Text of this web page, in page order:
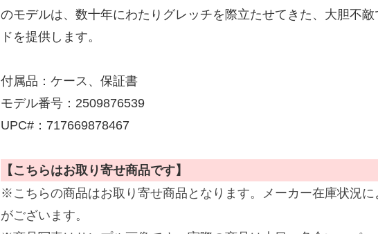
のモデルは、数十年にわたりグレッチを際立たせてきた、大胆不
ドを提供します。
付属品：ケース、保証書
モデル番号：2509876539
UPC#：717669878467
【こちらはお取り寄せ商品です】
※こちらの商品はお取り寄せ商品となります。メーカー在庫状況
がございます。